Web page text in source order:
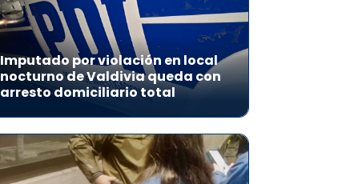
Imputado por violación en local
nocturno de Valdivia queda con
arresto domiciliario total